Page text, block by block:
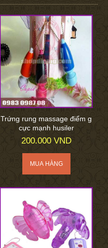
Trứng rung massage điểm g
cực mạnh husiler
200.000 VND